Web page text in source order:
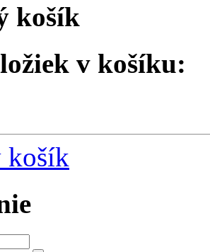
košík
v košíku:
košík